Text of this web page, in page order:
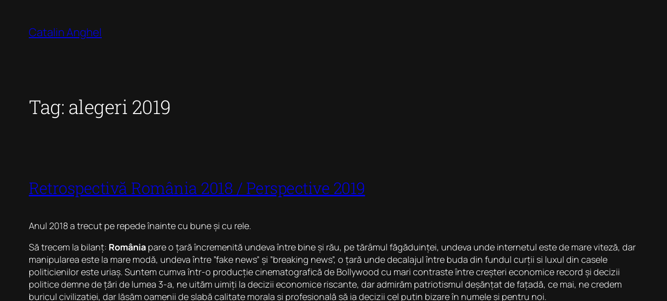
content
Catalin Anghel
Tag: alegeri 2019
Retrospectivă România 2018 / Perspective 2019
Anul 2018 a trecut pe repede înainte cu bune și cu rele.
Să trecem la bilanț: România pare o țară încremenită undeva între bine și rău, pe tărâmul făgăduinței, undeva unde internetul este de mare viteză, dar
manipularea este la mare modă, undeva între ”fake news” și ”breaking news”, o țară unde decalajul între buda din fundul curții si luxul din casele
politicienilor este uriaș. Suntem cumva într-o producție cinematografică de Bollywood cu mari contraste între creșteri economice record și decizii
politice demne de țări de lumea 3-a, ne uităm uimiți la decizii economice riscante, dar admirăm patriotismul deșănțat de fațadă, ce mai, ne credem
buricul civilizației, dar lăsăm oamenii de slabă calitate morala și profesională să ia decizii cel puțin bizare în numele și pentru noi.